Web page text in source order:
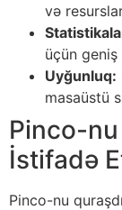
və
üçün
Uyğunluq:
masaüstü
Pinco-nu
İstifadə
Pinco-nu